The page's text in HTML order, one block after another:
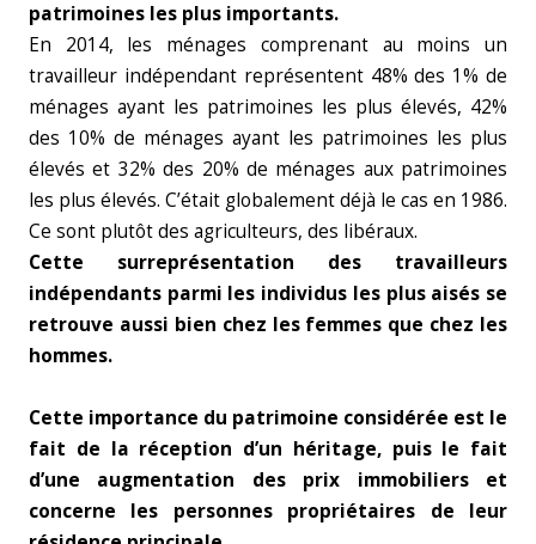
patrimoines les plus importants.
En 2014, les ménages comprenant au moins un
travailleur indépendant représentent 48% des 1% de
ménages ayant les patrimoines les plus élevés, 42%
des 10% de ménages ayant les patrimoines les plus
élevés et 32% des 20% de ménages aux patrimoines
les plus élevés. C’était globalement déjà le cas en 1986.
Ce sont plutôt des agriculteurs, des libéraux.
Cette surreprésentation des travailleurs
indépendants parmi les individus les plus aisés se
retrouve aussi bien chez les femmes que chez les
hommes.
Cette importance du patrimoine considérée est le
fait de la réception d’un héritage, puis le fait
d’une augmentation des prix immobiliers et
concerne les personnes propriétaires de leur